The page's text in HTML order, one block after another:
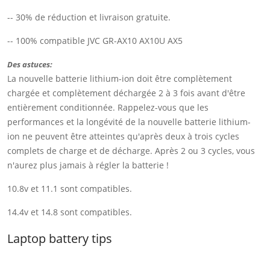
-- 30% de réduction et livraison gratuite.
-- 100% compatible JVC GR-AX10 AX10U AX5
Des astuces:
La nouvelle batterie lithium-ion doit être complètement
chargée et complètement déchargée 2 à 3 fois avant d'être
entièrement conditionnée. Rappelez-vous que les
performances et la longévité de la nouvelle batterie lithium-
ion ne peuvent être atteintes qu'après deux à trois cycles
complets de charge et de décharge. Après 2 ou 3 cycles, vous
n'aurez plus jamais à régler la batterie !
10.8v et 11.1 sont compatibles.
14.4v et 14.8 sont compatibles.
Laptop battery tips